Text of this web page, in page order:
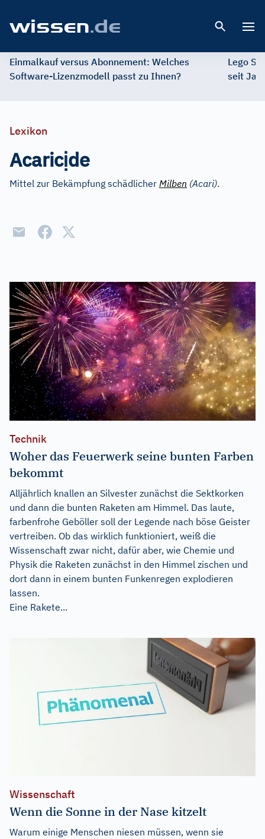
Einmalkauf versus Abonnement: Welches
Software-Lizenzmodell passt zu Ihnen?
Lego
seit
Lexikon
Acaricịde
Mittel zur Bekämpfung schädlicher Milben (Acari).
Technik
Woher das Feuerwerk seine bunten Farben
bekommt
Alljährlich knallen an Silvester zunächst die Sektkorken
und dann die bunten Raketen am Himmel. Das laute,
farbenfrohe Geböller soll der Legende nach böse Geister
vertreiben. Ob das wirklich funktioniert, weiß die
Wissenschaft zwar nicht, dafür aber, wie Chemie und
Physik die Raketen zunächst in den Himmel zischen und
dort dann in einem bunten Funkenregen explodieren
lassen.
Eine Rakete...
Wissenschaft
Wenn die Sonne in der Nase kitzelt
Warum einige Menschen niesen müssen, wenn sie